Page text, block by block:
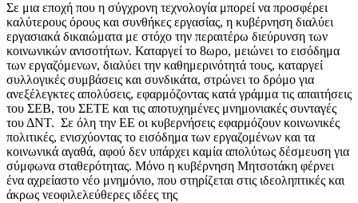
Σε μια εποχή που η σύγχρονη τεχνολογία μπορεί να προσφέρει
καλύτερους όρους και συνθήκες εργασίας, η κυβέρνηση διαλύει
εργασιακά δικαιώματα με στόχο την περαιτέρω διεύρυνση των
κοινωνικών ανισοτήτων. Καταργεί το 8ωρο, μειώνει το εισόδημα
των εργαζόμενων, διαλύει την καθημερινότητά τους, καταργεί
συλλογικές συμβάσεις και συνδικάτα, στρώνει το δρόμο για
ανεξέλεγκτες απολύσεις, εφαρμόζοντας κατά γράμμα τις απαιτήσεις
του ΣΕΒ, του ΣΕΤΕ και τις αποτυχημένες μνημονιακές συνταγές
του ΔΝΤ. Σε όλη την ΕΕ οι κυβερνήσεις εφαρμόζουν κοινωνικές
πολιτικές, ενισχύοντας το εισόδημα των εργαζομένων και τα
κοινωνικά αγαθά, αφού δεν υπάρχει καμία απολύτως δέσμευση για
σύμφωνα σταθερότητας. Μόνο η κυβέρνηση Μητσοτάκη φέρνει
ένα αχρείαστο νέο μνημόνιο, που στηρίζεται στις ιδεοληπτικές και
άκρως νεοφιλελεύθερες ιδέες της